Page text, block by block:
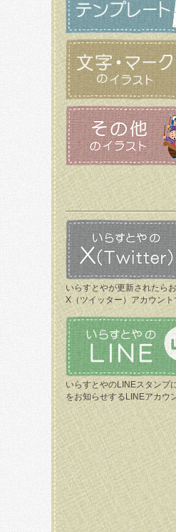
いらすとやが更新されたら
X（ツイッター）アカウント
いらすとやのLINEスタンプ
をお知らせするLINEアカウ